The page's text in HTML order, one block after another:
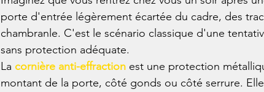
porte d'entrée légèrement écartée du cadre, des
chambranle. C'est le scénario classique d'une
sans protection adéquate.
La cornière anti-effraction est une protection
montant de la porte, côté gonds ou côté serrure.